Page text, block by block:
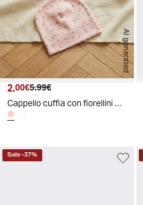
AI generated
Prezzo attuale
2.00€ Prezzo originale
5.99€
Cappello cuffia con fiorellini colorati - Rosa
Sale-37%